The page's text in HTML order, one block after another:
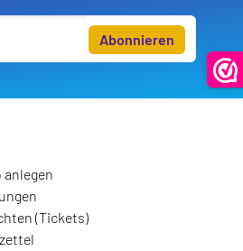
Abonnieren
(Tickets)